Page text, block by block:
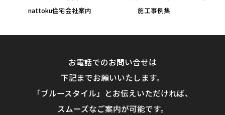
nattoku住宅会社案内 施工事例集
お電話でのお問い合せは
下記までお願いいたします。
「ブルースタイル」とお伝えいただければ、
スムーズなご案内が可能です。